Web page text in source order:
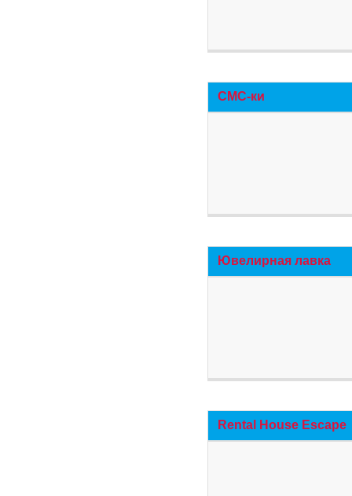
СМС-ки
Ювелирная лавка
Rental House Escape